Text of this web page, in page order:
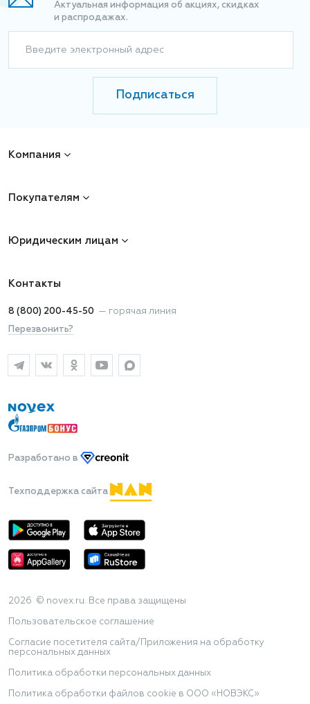
Актуальная информация об акциях, скидках
и распродажах.
Введите электронный адрес
Подписаться
Компания
Покупателям
Юридическим лицам
Контакты
8 (800) 200-45-50 — горячая линия
Перезвонить?
Разработано в
Техподдержка сайта
2026 © novex.ru. Все права защищены
Пользовательское соглашение
Согласие посетителя сайта/Приложения на обработку
персональных данных
Политика обработки персональных данных
Политика обработки файлов cookie в ООО «НОВЭКС»